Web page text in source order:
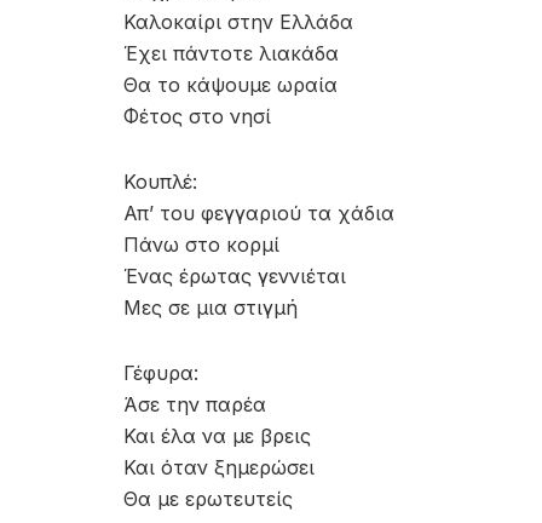
Καλοκαίρι στην Ελλάδα
Έχει πάντοτε λιακάδα
Θα το κάψουμε ωραία
Φέτος στο νησί
Κουπλέ:
Απ’ του φεγγαριού τα χάδια
Πάνω στο κορμί
Ένας έρωτας γεννιέται
Μες σε μια στιγμή
Γέφυρα:
Άσε την παρέα
Και έλα να με βρεις
Και όταν ξημερώσει
Θα με ερωτευτείς